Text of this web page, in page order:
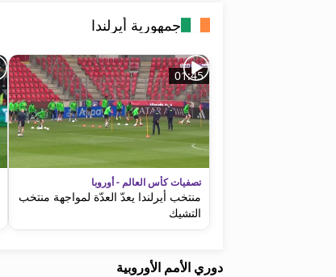
جمهورية أيرلندا
01:45
تصفيات كأس العالم - أوروبا
منتخب أيرلندا يعدّ العدّة لمواجهة منتخب
التشيك
دوري الأمم الأوروبية